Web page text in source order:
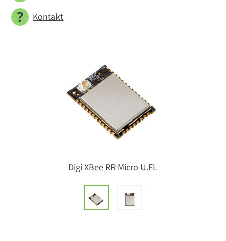
Digi XBee RR Micro U.FL
Kontakt